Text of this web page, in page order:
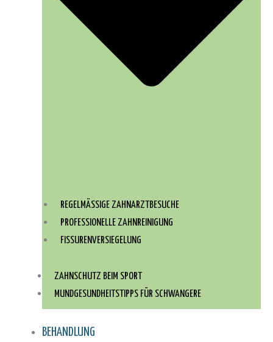
REGELMÄSSIGE ZAHNARZTBESUCHE
PROFESSIONELLE ZAHNREINIGUNG
FISSURENVERSIEGELUNG
ZAHNSCHUTZ BEIM SPORT
MUNDGESUNDHEITSTIPPS FÜR SCHWANGERE
BEHANDLUNG